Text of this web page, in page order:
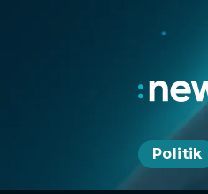
Politik